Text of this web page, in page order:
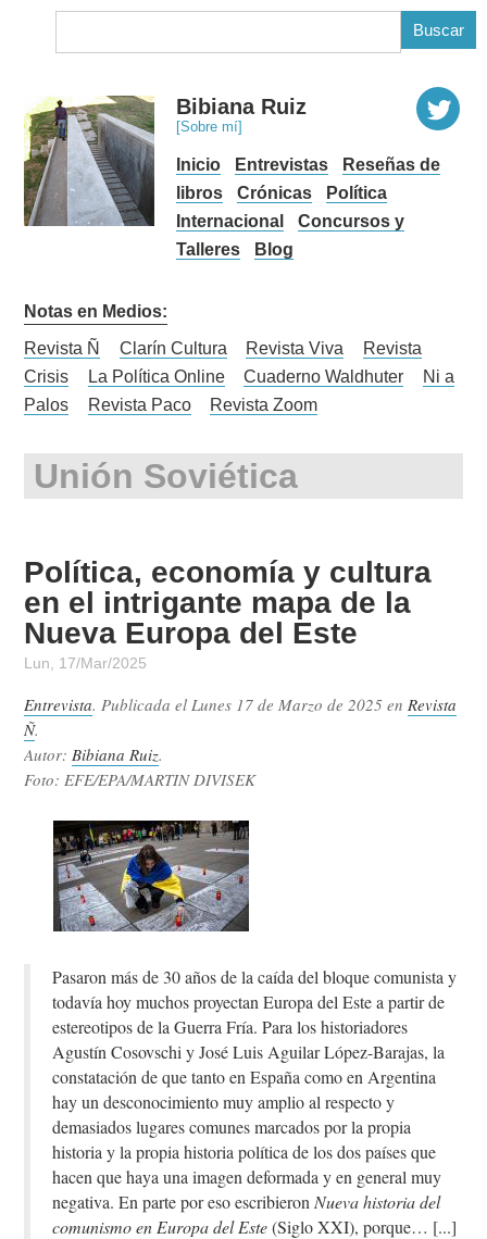
Bibiana Ruiz
[Sobre mí]
Inicio Entrevistas
Reseñas de
libros
Crónicas
Política
Internacional
Concursos y
Talleres
Blog
Notas en Medios:
Revista Ñ
Clarín Cultura Revista Viva
Revista
Crisis
La Política Online Cuaderno Waldhuter
Ni a
Palos
Revista Paco Revista Zoom
Unión Soviética
Política, economía y cultura
en el intrigante mapa de la
Nueva Europa del Este
Lun, 17/Mar/2025
Entrevista. Publicada elLunes 17 de Marzo de 2025 enRevista
Ñ.
Autor:Bibiana Ruiz.
Foto: EFE/EPA/MARTIN DIVISEK
Pasaron más de 30 años de la caída del bloque comunista y
todavía hoy muchos proyectan Europa del Este a partir de
estereotipos de la Guerra Fría. Para los historiadores
Agustín Cosovschi y José Luis Aguilar López-Barajas, la
constatación de que tanto en España como en Argentina
hay un desconocimiento muy amplio al respecto y
demasiados lugares comunes marcados por la propia
historia y la propia historia política de los dos países que
hacen que haya una imagen deformada y en general muy
negativa. En parte por eso escribieron Nueva historia del
comunismo en Europa del Este(Siglo XXI), porque…